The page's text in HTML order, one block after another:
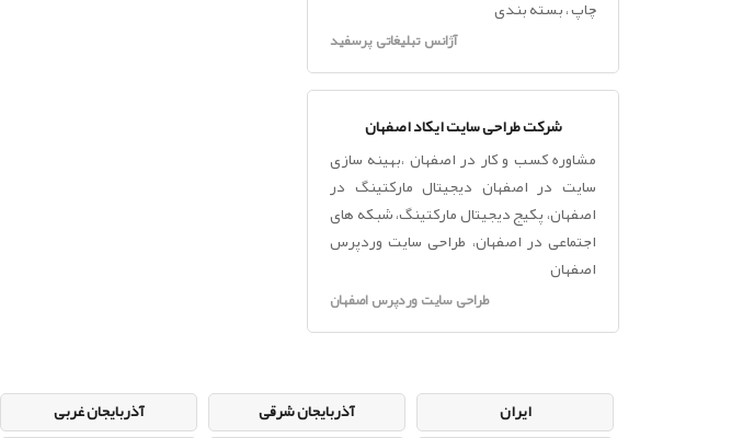
چاپ ، بسته بندی
آژانس تبلیغاتی پرسفید
شرکت طراحی سایت ایکاد اصفهان
مشاوره کسب و کار در اصفهان ،بهینه سازی
سایت در اصفهان دیجیتال مارکتینگ در
اصفهان، پکیج دیجیتال مارکتینگ، شبکه های
اجتماعی در اصفهان، طراحی سایت وردپرس
اصفهان
طراحی سایت وردپرس اصفهان
ایران آذربایجان شرقی آذربایجان غربی